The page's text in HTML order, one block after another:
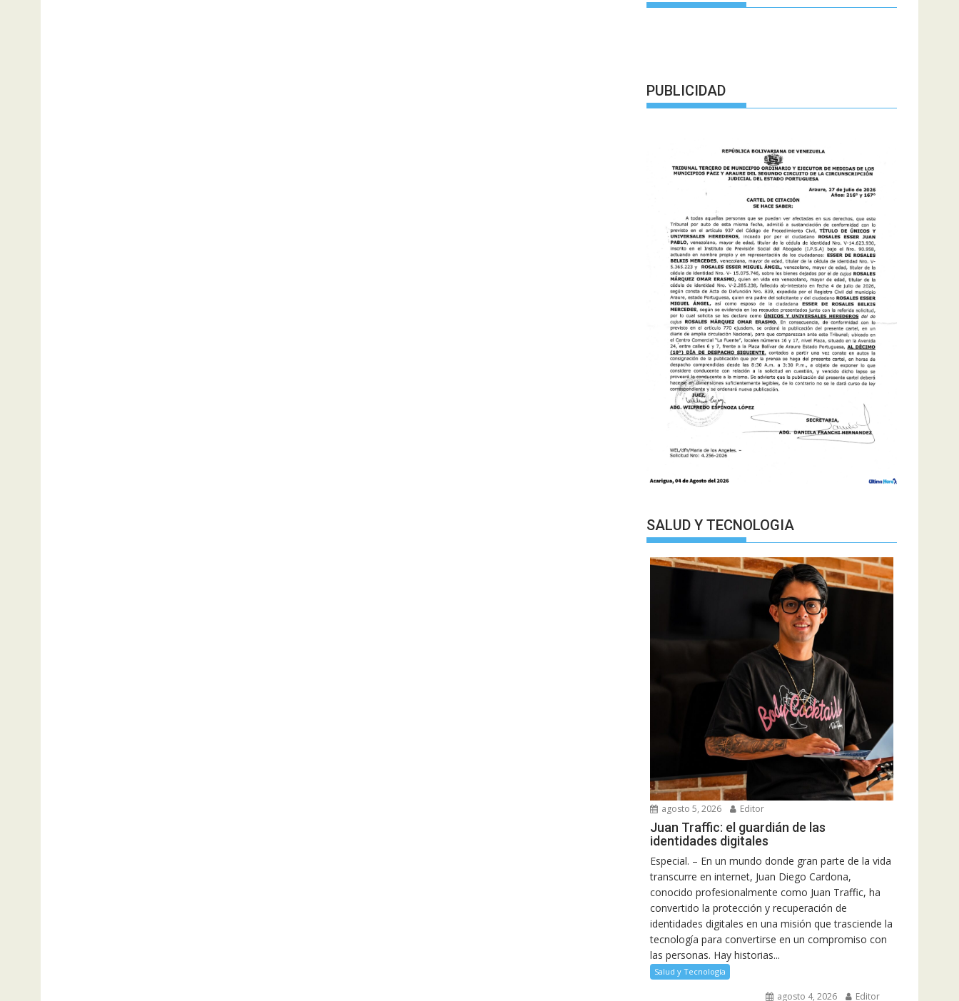
PUBLICIDAD
SALUD Y TECNOLOGIA
agosto 5, 2026 Editor
Juan Traffic: el guardián de las
identidades digitales
Especial. – En un mundo donde gran parte de la vida
transcurre en internet, Juan Diego Cardona,
conocido profesionalmente como Juan Traffic, ha
convertido la protección y recuperación de
identidades digitales en una misión que trasciende la
tecnología para convertirse en un compromiso con
las personas. Hay historias...
Salud y Tecnología
agosto 4, 2026 Editor